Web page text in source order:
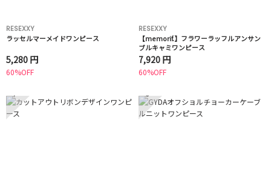
RESEXXY
ラッセルマーメイドワンピース
5,280 円
60%OFF
RESEXXY
【memorif.】フラワーラッフルアンサン
ブルキャミワンピース
7,920 円
60%OFF
7 8